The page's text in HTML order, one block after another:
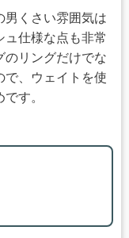
男くさい雰囲気は
ュ仕様な点も非常
のリングだけでな
で、ウェイトを使
す。